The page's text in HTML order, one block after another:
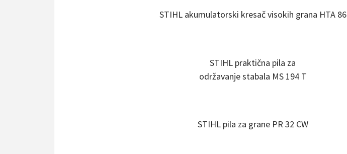
STIHL akumulatorski kresač visokih grana HTA 86
STIHL praktična pila za
održavanje stabala MS 194 T
STIHL pila za grane PR 32 CW